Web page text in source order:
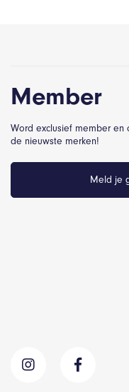
Member
Word exclusief member
de nieuwste merken!
Meld je